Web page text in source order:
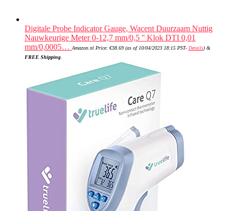
Digitale Probe Indicator Gauge, Wacent Duurzaam Nuttig
Nauwkeurige Meter 0-12,7 mm/0,5 '' Klok DTI 0,01
mm/0,0005… Amazon.nl Price: €38.69 (as of 10/04/2023 18:15 PST- Details) &
FREE Shipping